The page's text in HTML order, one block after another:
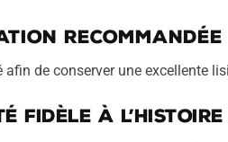
recommandée
de conserver une excellente
fidèle à